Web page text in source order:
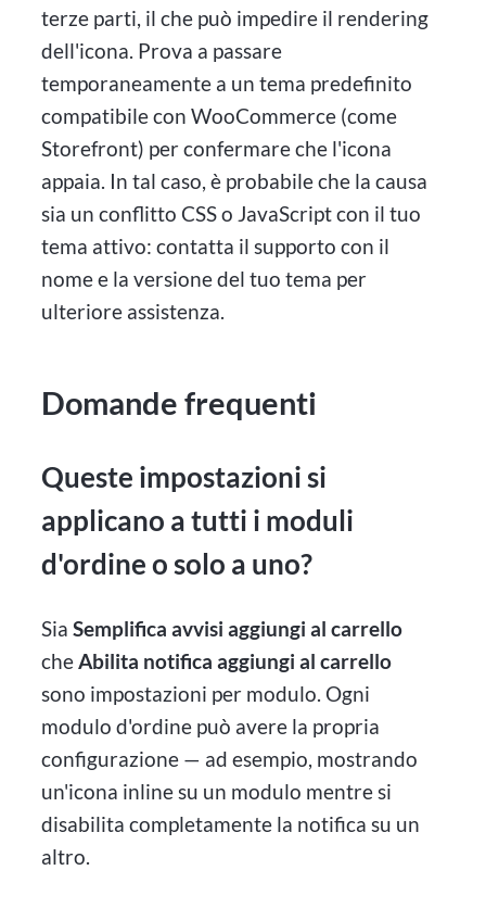
terze parti, il che può impedire il rendering
dell'icona. Prova a passare
temporaneamente a un tema predefinito
compatibile con WooCommerce (come
Storefront) per confermare che l'icona
appaia. In tal caso, è probabile che la causa
sia un conflitto CSS o JavaScript con il tuo
tema attivo: contatta il supporto con il
nome e la versione del tuo tema per
ulteriore assistenza.
Domande frequenti
Queste impostazioni si
applicano a tutti i moduli
d'ordine o solo a uno?
SiaSemplifica avvisi aggiungi al carrello
cheAbilita notifica aggiungi al carrello
sono impostazioni per modulo. Ogni
modulo d'ordine può avere la propria
configurazione — ad esempio, mostrando
un'icona inline su un modulo mentre si
disabilita completamente la notifica su un
altro.